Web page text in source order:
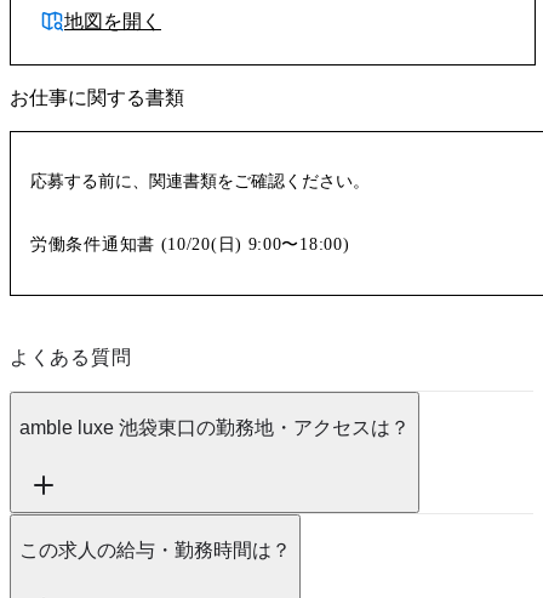
地図を開く
お仕事に関する書類
応募する前に、関連書類をご確認ください。
労働条件通知書 (10/20(日) 9:00〜18:00)
よくある質問
amble luxe 池袋東口の勤務地・アクセスは？
この求人の給与・勤務時間は？